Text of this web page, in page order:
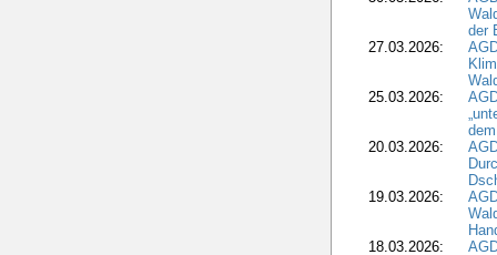
der
27.03.2026:
25.03.2026:
20.03.2026:
19.03.2026:
18.03.2026: